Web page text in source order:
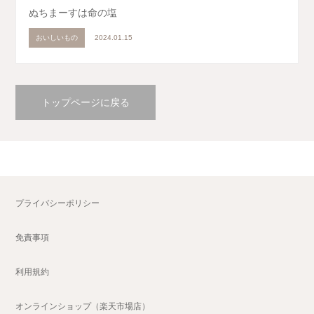
ぬちまーすは命の塩
おいしいもの 2024.01.15
トップページに戻る
プライバシーポリシー
免責事項
利用規約
オンラインショップ（楽天市場店）